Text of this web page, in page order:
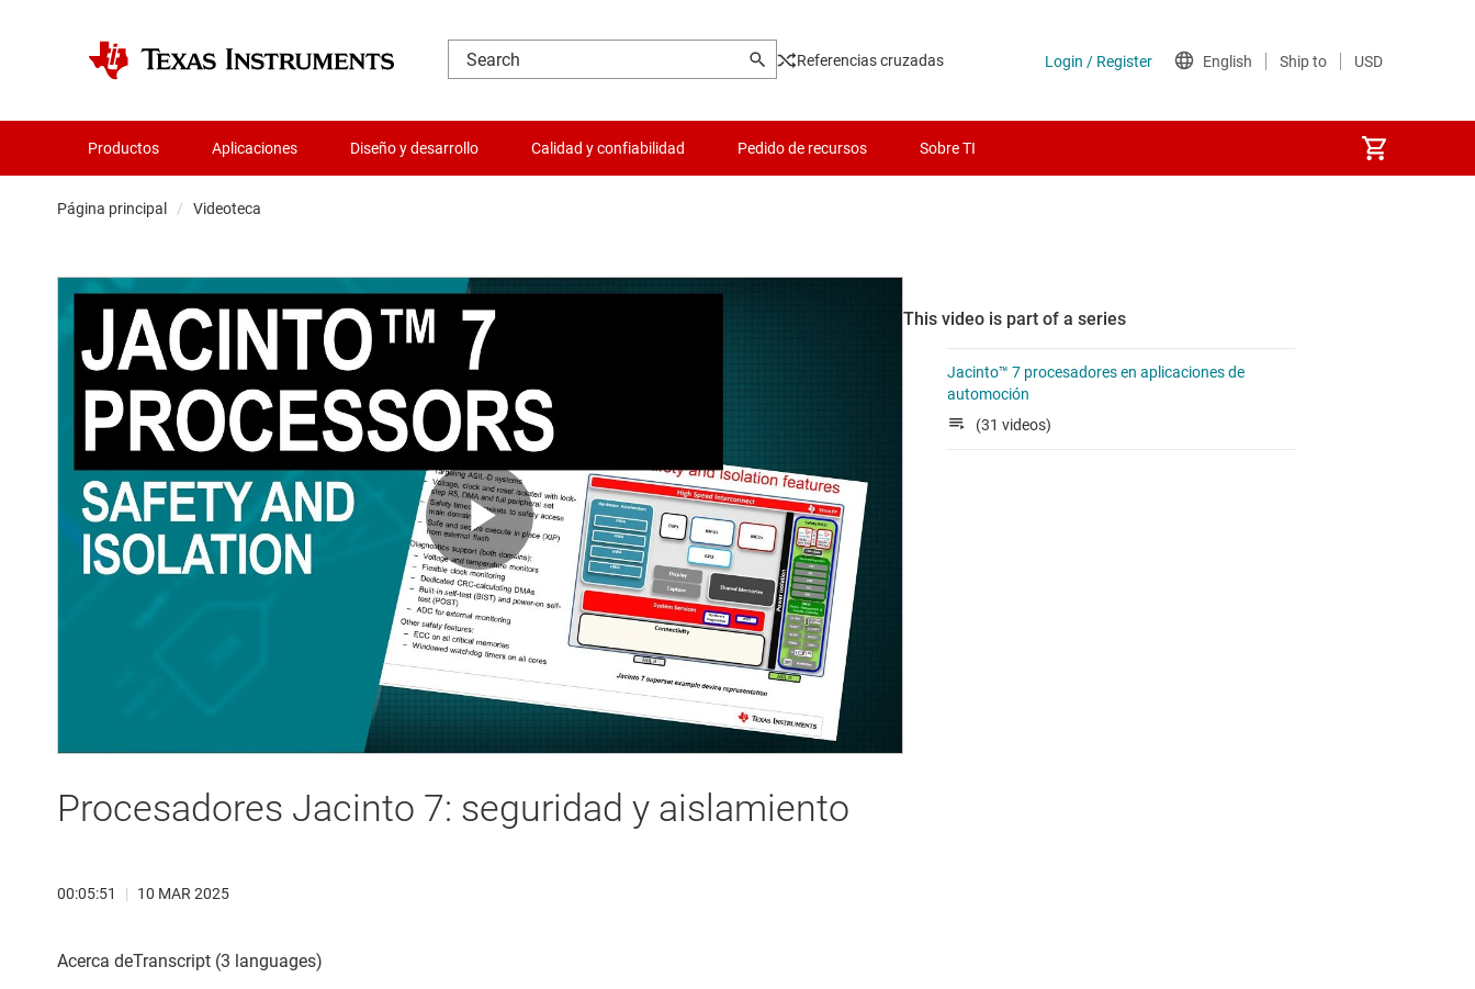
Referencias cruzadas
Productos Aplicaciones Diseño y desarrollo Calidad y confiabilidad Pedido de recursos Sobre TI
Página principal Videoteca
Play
Video
Procesadores Jacinto 7: seguridad y aislamiento
00:05:51 | 10 MAR 2025
This video is part of a series
Jacinto™ 7 procesadores en aplicaciones de
automoción
(31 videos)